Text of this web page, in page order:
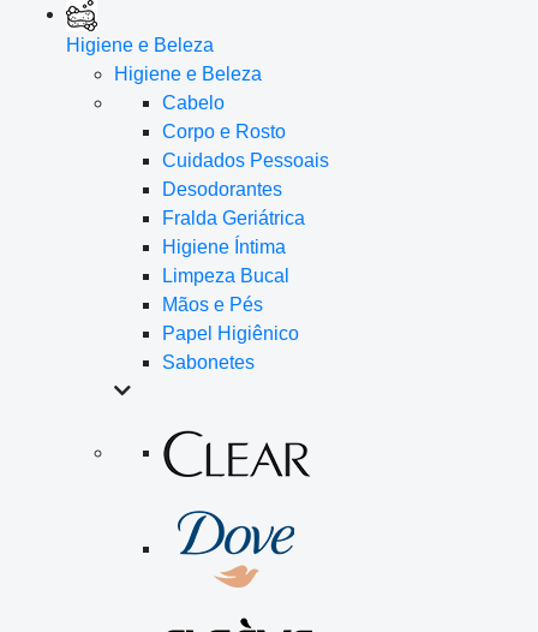
Higiene e Beleza
Higiene e Beleza
Cabelo
Corpo e Rosto
Cuidados Pessoais
Desodorantes
Fralda Geriátrica
Higiene Íntima
Limpeza Bucal
Mãos e Pés
Papel Higiênico
Sabonetes